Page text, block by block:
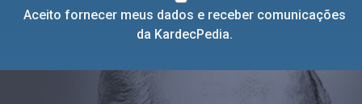
Aceito fornecer meus dados e receber comunicações
da KardecPedia.